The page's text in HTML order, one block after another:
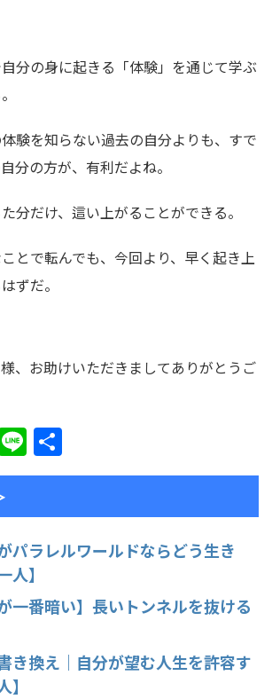
分の身に起きる「体験」を通じて学ぶ
験を知らない過去の自分よりも、すで
分の方が、有利だよね。
分だけ、這い上がることができる。
とで転んでも、今回より、早く起き上
ずだ。
、お助けいただきましてありがとうご
Li
n 有
パラレルワールドならどう生き
人】
一番暗い】長いトンネルを抜ける
き換え｜自分が望む人生を許容す